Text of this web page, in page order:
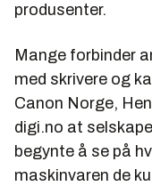
produsenter.
Mange forbinder
med skrivere og
Canon Norge,
digi.no at
begynte å se på
maskinvaren de